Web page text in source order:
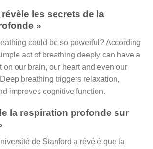
les secrets de la
»
could be so powerful? According
act of breathing deeply can have a
on our brain, our heart and even our
breathing triggers relaxation,
improves cognitive function.
la respiration profonde sur
de Stanford a révélé que la